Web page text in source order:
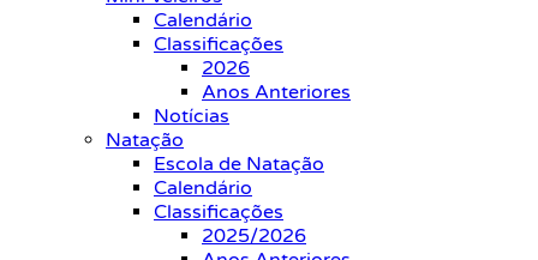
Calendário
Classificações
2026
Anos Anteriores
Notícias
Natação
Escola de Natação
Calendário
Classificações
2025/2026